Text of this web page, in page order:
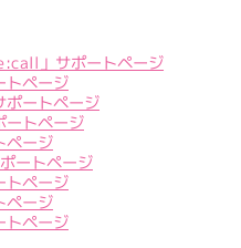
」サポートページ
トページ
ートページ
ートページ
ページ
ートページ
トページ
ページ
トページ